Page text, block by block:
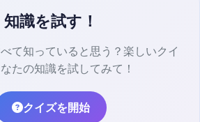
知識を試す！
て知っていると思う？楽しいクイ
たの知識を試してみて！
クイズを開始